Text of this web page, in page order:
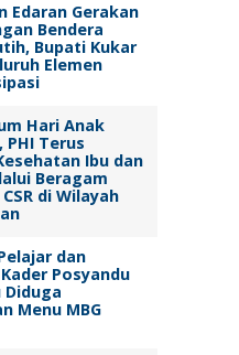
Edaran Gerakan
Bendera
Bupati Kukar
Elemen
Hari Anak
PHI Terus
Ibu dan
Beragam
di Wilayah
dan
Posyandu
Diduga
Menu MBG